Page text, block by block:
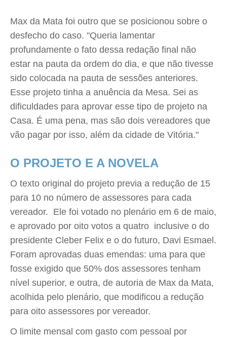
Max da Mata foi outro que se posicionou sobre o
desfecho do caso. "Queria lamentar
profundamente o fato dessa redação final não
estar na pauta da ordem do dia, e que não tivesse
sido colocada na pauta de sessões anteriores.
Esse projeto tinha a anuência da Mesa. Sei as
dificuldades para aprovar esse tipo de projeto na
Casa. É uma pena, mas são dois vereadores que
vão pagar por isso, além da cidade de Vitória."
O PROJETO E A NOVELA
O texto original do projeto previa a redução de 15
para 10 no número de assessores para cada
vereador. Ele foi votado no plenário em 6 de maio,
e aprovado por oito votos a quatro  inclusive o do
presidente Cleber Felix e o do futuro, Davi Esmael.
Foram aprovadas duas emendas: uma para que
fosse exigido que 50% dos assessores tenham
nível superior, e outra, de autoria de Max da Mata,
acolhida pelo plenário, que modificou a redução
para oito assessores por vereador.
O limite mensal com gasto com pessoal por